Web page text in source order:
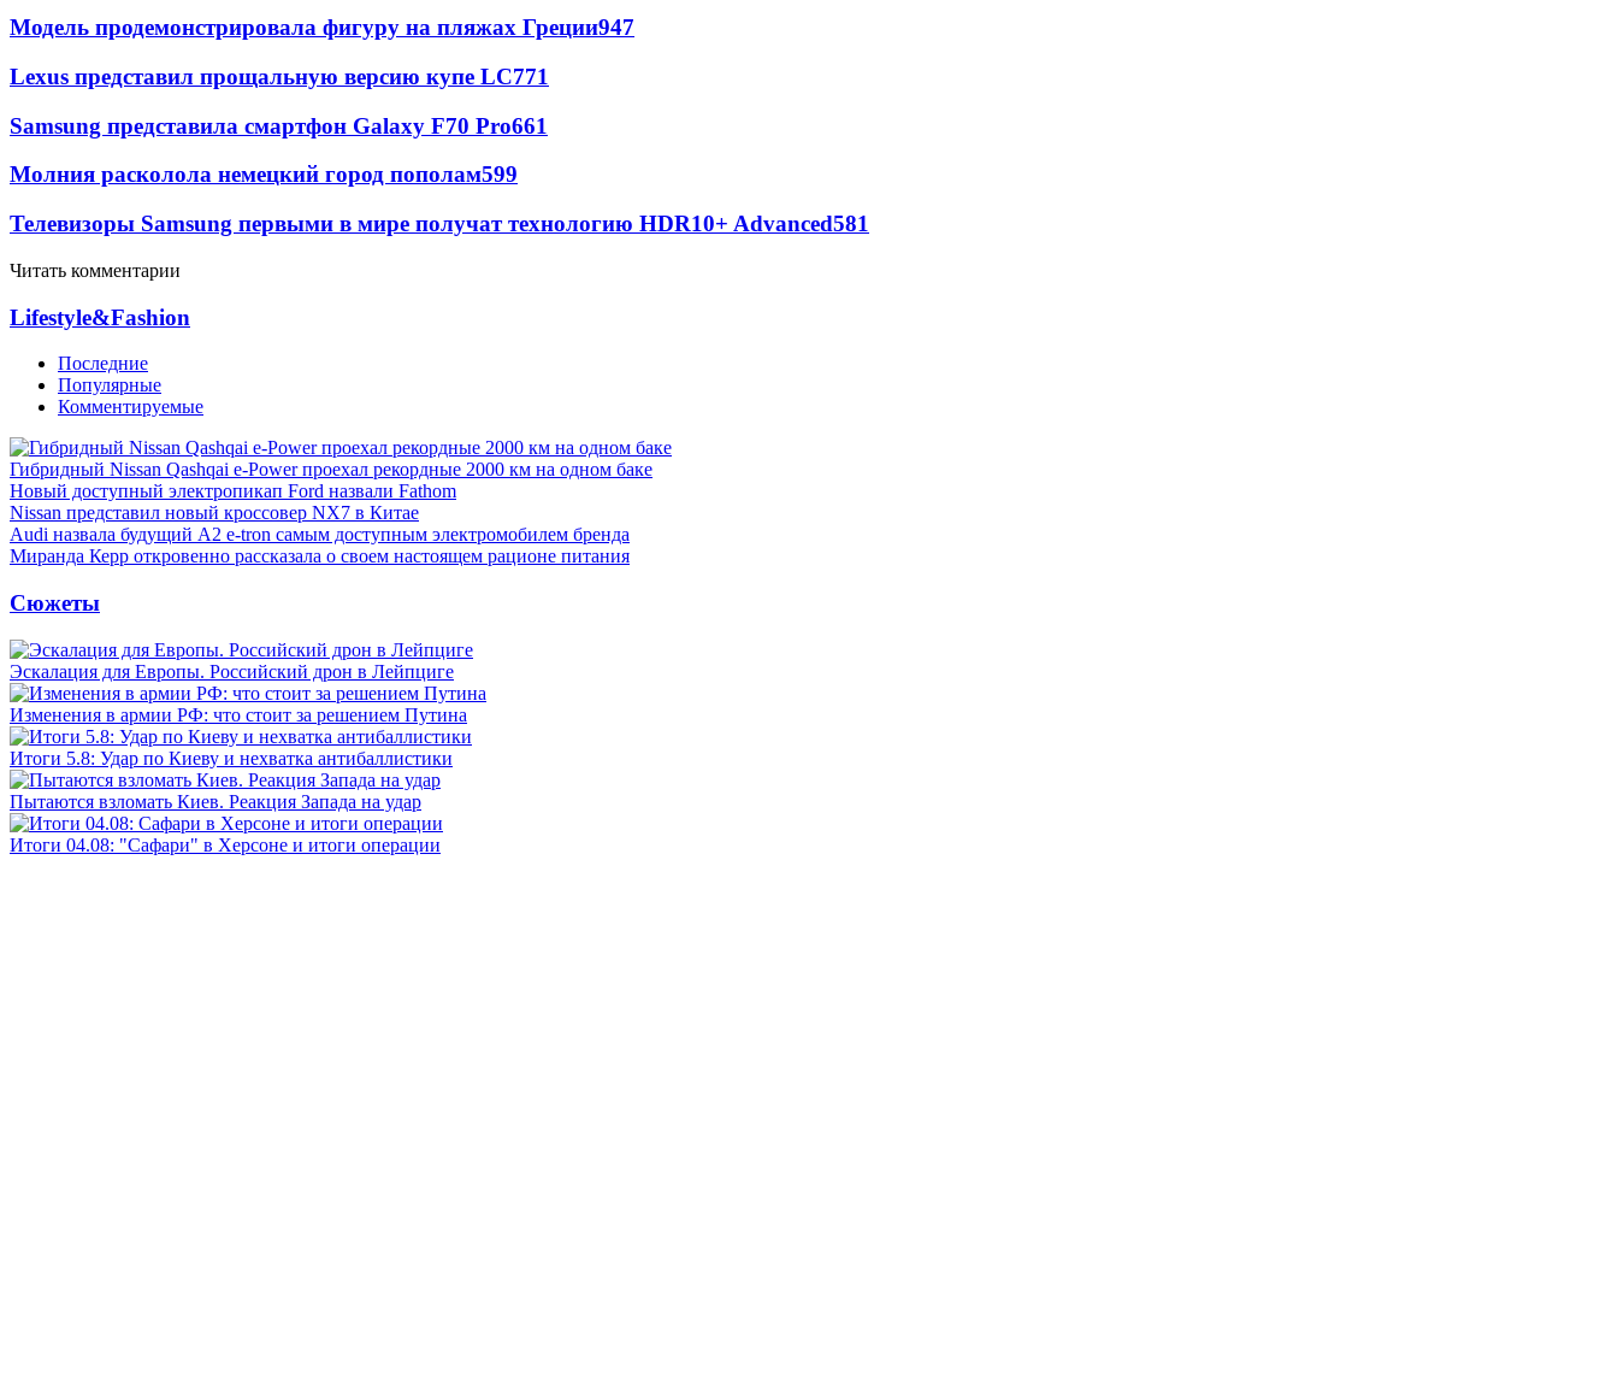
Модель продемонстрировала фигуру на пляжах Греции947
Lexus представил прощальную версию купе LC771
Samsung представила смартфон Galaxy F70 Pro661
Молния расколола немецкий город пополам599
Телевизоры Samsung первыми в мире получат технологию HDR10+ Advanced581
Читать комментарии
Lifestyle&Fashion
Последние
Популярные
Комментируемые
Гибридный Nissan Qashqai e-Power проехал рекордные 2000 км на одном баке
Новый доступный электропикап Ford назвали Fathom
Nissan представил новый кроссовер NX7 в Китае
Audi назвала будущий A2 e-tron самым доступным электромобилем бренда
Миранда Керр откровенно рассказала о своем настоящем рационе питания
Сюжеты
Эскалация для Европы. Российский дрон в Лейпциге
Изменения в армии РФ: что стоит за решением Путина
Итоги 5.8: Удар по Киеву и нехватка антибаллистики
Пытаются взломать Киев. Реакция Запада на удар
Итоги 04.08: "Сафари" в Херсоне и итоги операции